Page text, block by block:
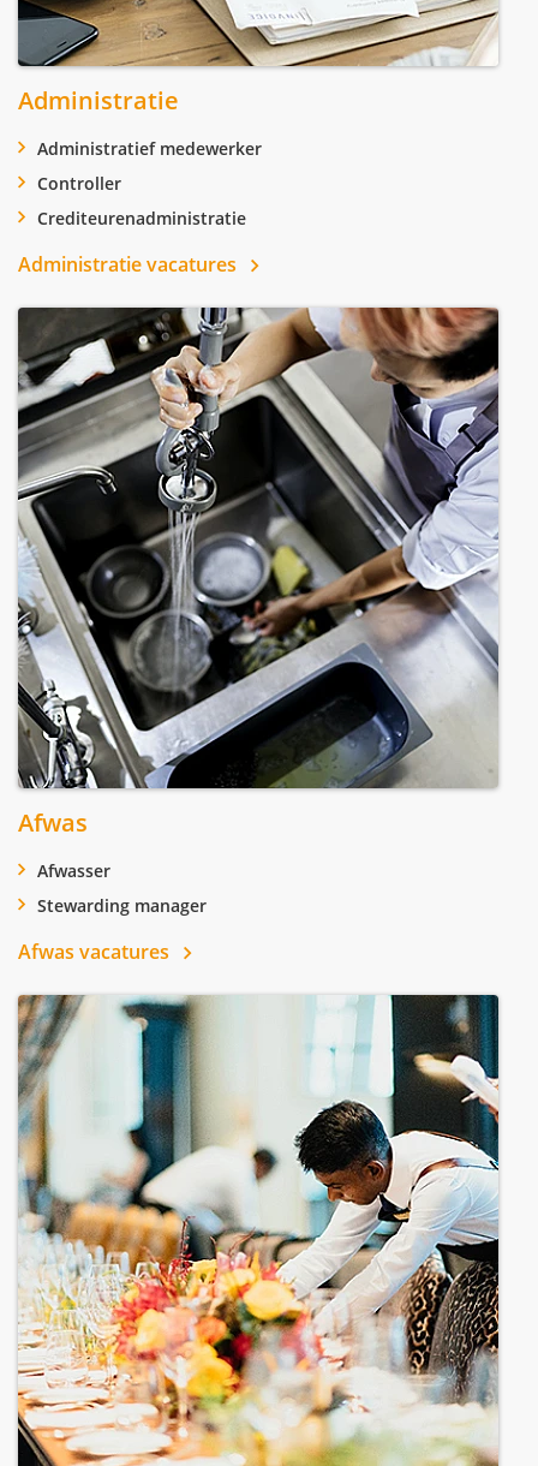
Administratie
Administratief medewerker
Controller
Crediteurenadministratie
Administratie vacatures
Afwas
Afwasser
Stewarding manager
Afwas vacatures